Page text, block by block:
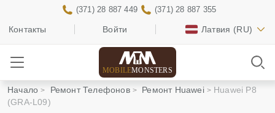
Контакты Войти Латвия (RU)
(371) 28 887 449 (371) 28 887 355
MOBILEMONSTERS
Начало Ремонт Телефонов Ремонт Huawei
Huawei P8
(GRA-L09)